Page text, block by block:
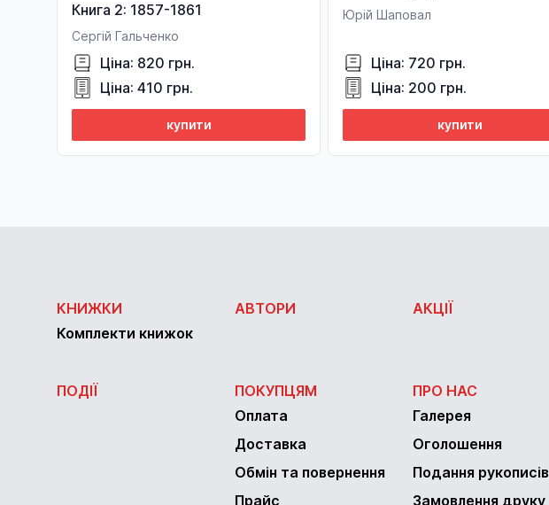
Книга 2: 1857-1861
Сергій Гальченко
Ціна: 820 грн.
Ціна: 410 грн.
купити
Юрій Шаповал
Ціна: 720 грн.
Ціна: 200 грн.
купити
КНИЖКИ
Комплекти книжок
АВТОРИ АКЦІЇ
ПОДІЇ
ПОКУПЦЯМ
Оплата
Доставка
Обмін та повернення
Прайс
ПРО НАС
Галерея
Оголошення
Подання рукописів
Замовлення друку